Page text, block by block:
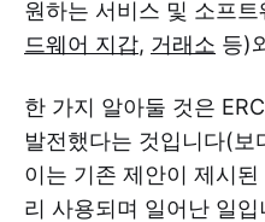
원하는 서비스 및 소프트
드웨어 지갑, 거래소 등)
한 가지 알아둘 것은
발전했다는 것입니다(
이는 기존 제안이 제시
리 사용되며 일어난 일